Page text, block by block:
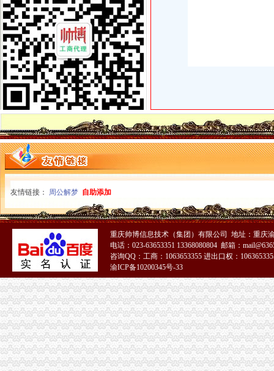
0元注册公司流程
《北京注册公司流程及费用》100篇第一文库网
【0元公司注册】办理快速靠谱,省钱省时省心广州公司注册今题网
一元注册公司流程
2017年南京0元出资注册公司流程南京工商年检今题网
深圳注册公司流程及费用_深圳记账报税_商标注册-微微企服
一元公司
重庆一元装饰工程有限公司-土巴兔装修网
一元注册公司简搜帮您圆梦_网易数码
昨起1元钱可注册公司日办理425宗 - 惠城窗口 - 惠州·西子论坛
金山公司注册,金沙1元注册公司,金山税务咨询上海工商年检今题网
0元注册公司
0元公司注册提供地址快速办理代理记帐商标注册-福州58同城
重庆一元注册公司
资格预审：中冶建工安装公司重庆市轨道交通四号线一期工程机电装修
重庆一农公司以高息为饵非法圈钱1.27亿元-襄襄州网
重庆0元注册公司
【注册公司0元起】-公司注册-香港赶集网
加盟条件加盟电话官方网址-重庆益坤企业管理顾问有限公司
重庆免费注册公司
注册公司_代理记账报税_商标注册代办_工商注册变更_公司注册
重庆市华渝之春园林绿化有限公司（注册中）—58商家店铺
免费注册公司
免费广州增城工商执照注册、免费财税咨询公司注册广州工商年检今
免费注册公司：送三证合一、送税务备案、送福利-南58同城
工商动态
沙坪坝局抓住“五个关键”0元注册公司流程推动重点工作全面开展
友情链接： 周公解梦 自助添加
重庆帅博信息技术（集团）有限公司 地址：重庆
电话：023-63653351 13368080804 邮箱：
咨询QQ：工商：1063653355 进出口权：
渝ICP备10200345号-33